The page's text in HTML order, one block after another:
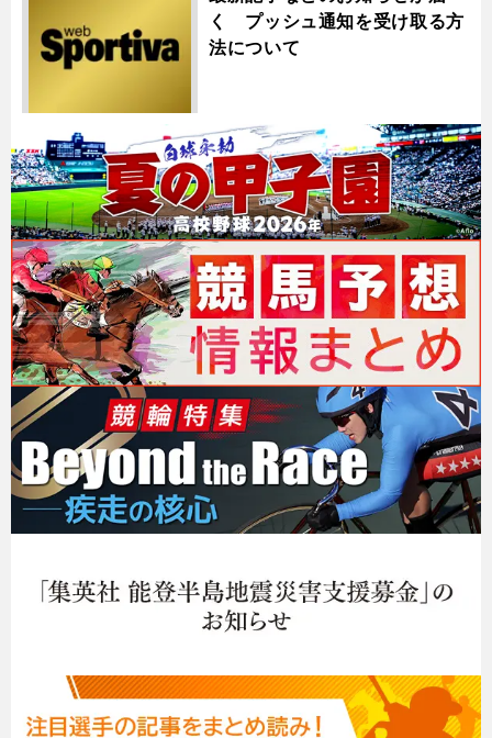
く プッシュ通知を受け取る方
法について